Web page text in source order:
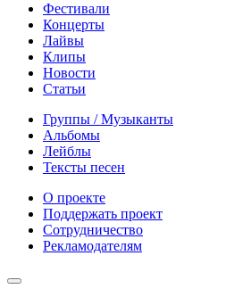
Фестивали
Концерты
Лайвы
Клипы
Новости
Статьи
Группы / Музыканты
Альбомы
Лейблы
Тексты песен
О проекте
Поддержать проект
Сотрудничество
Рекламодателям